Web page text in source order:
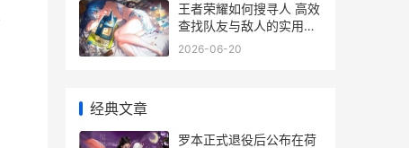
王者荣耀如何搜寻人 高效
查找队友与敌人的实用攻
略
2026-06-20
经典文章
罗本正式退役后公布在荷